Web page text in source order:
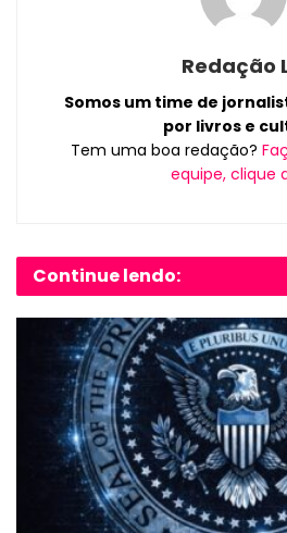
Redação
Somos um time de
por livros e
Tem uma boa redação?
equipe, clique
Continue lendo: